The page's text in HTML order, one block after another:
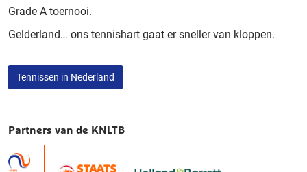
Grade A toernooi.
Gelderland… ons tennishart gaat er sneller van kloppen.
Tennissen in Nederland
Partners van de KNLTB